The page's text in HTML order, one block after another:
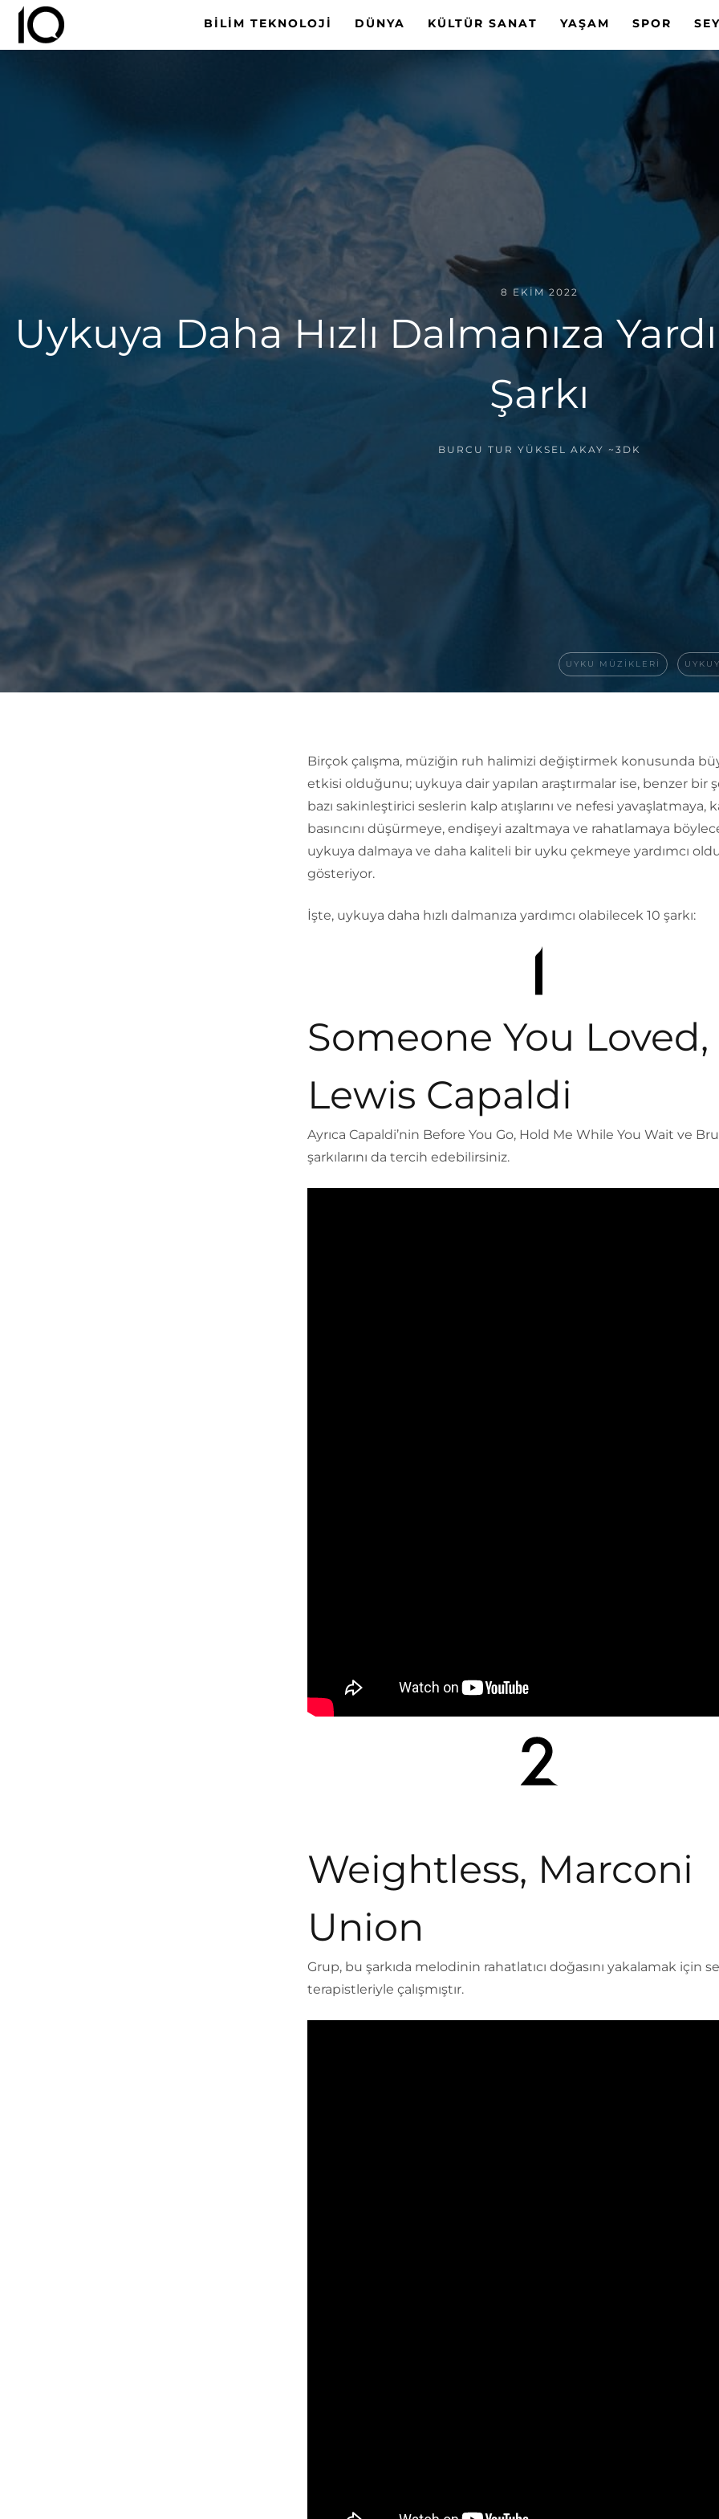
BILIM TEKNOLOJI DÜNYA KÜLTÜR SANAT YAŞAM SPOR
8 EKIM 2022
Uykuya Daha Hızlı Dalmanıza
Şarkı
BURCU TUR YÜKSEL AKAY ~3DK
UYKU MÜZIKLERI
Birçok çalışma, müziğin ruh halimizi değiştirmek konusunda
etkisi olduğunu; uykuya dair yapılan araştırmalar ise, benzer bir
bazı sakinleştirici seslerin kalp atışlarını ve nefesi yavaşlatmaya,
basıncını düşürmeye, endişeyi azaltmaya ve rahatlamaya
uykuya dalmaya ve daha kaliteli bir uyku çekmeye yardımcı
gösteriyor.
İşte, uykuya daha hızlı dalmanıza yardımcı olabilecek 10 şarkı:
Someone You Loved,
Lewis Capaldi
Ayrıca Capaldi’nin Before You Go, Hold Me While You Wait ve
şarkılarını da tercih edebilirsiniz.
Weightless, Marconi
Union
Grup, bu şarkıda melodinin rahatlatıcı doğasını yakalamak için
terapistleriyle çalışmıştır.